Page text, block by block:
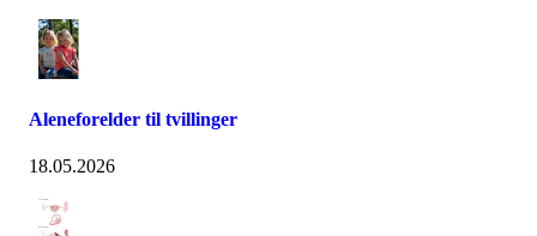
Aleneforelder til tvillinger
18.05.2026